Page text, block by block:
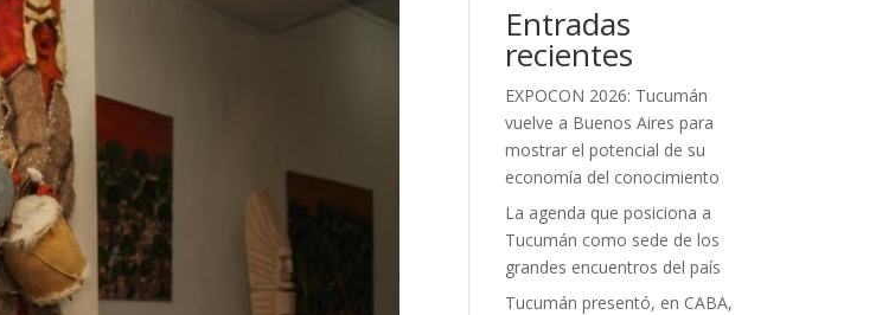
Entradas
recientes
EXPOCON 2026: Tucumán
vuelve a Buenos Aires para
mostrar el potencial de su
economía del conocimiento
La agenda que posiciona a
Tucumán como sede de los
grandes encuentros del país
Tucumán presentó, en CABA,